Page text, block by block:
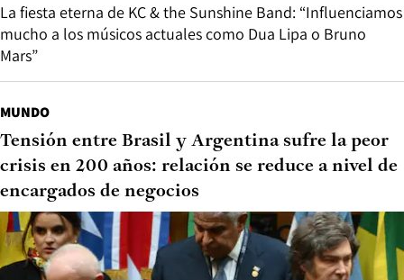
La fiesta eterna de KC & the Sunshine Band: “Influenciamos
mucho a los músicos actuales como Dua Lipa o Bruno
Mars”
MUNDO
Tensión entre Brasil y Argentina sufre la peor
crisis en 200 años: relación se reduce a nivel de
encargados de negocios